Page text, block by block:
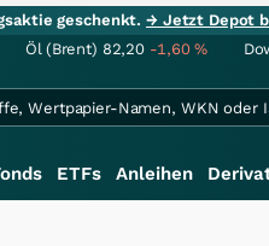
geschenkt.→ Jetzt Depot
Öl (Brent) 82,20 -1,60%
ETFs Anleihen